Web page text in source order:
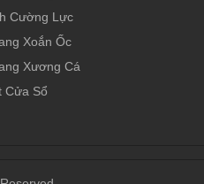
Cường Lực
Xoắn Ốc
Xương Cá
Cửa Sổ